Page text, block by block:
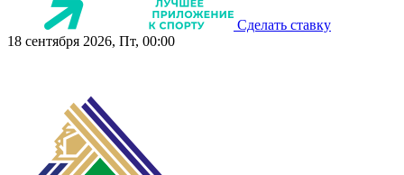
Сделать ставку
18 сентября 2026, Пт, 00:00